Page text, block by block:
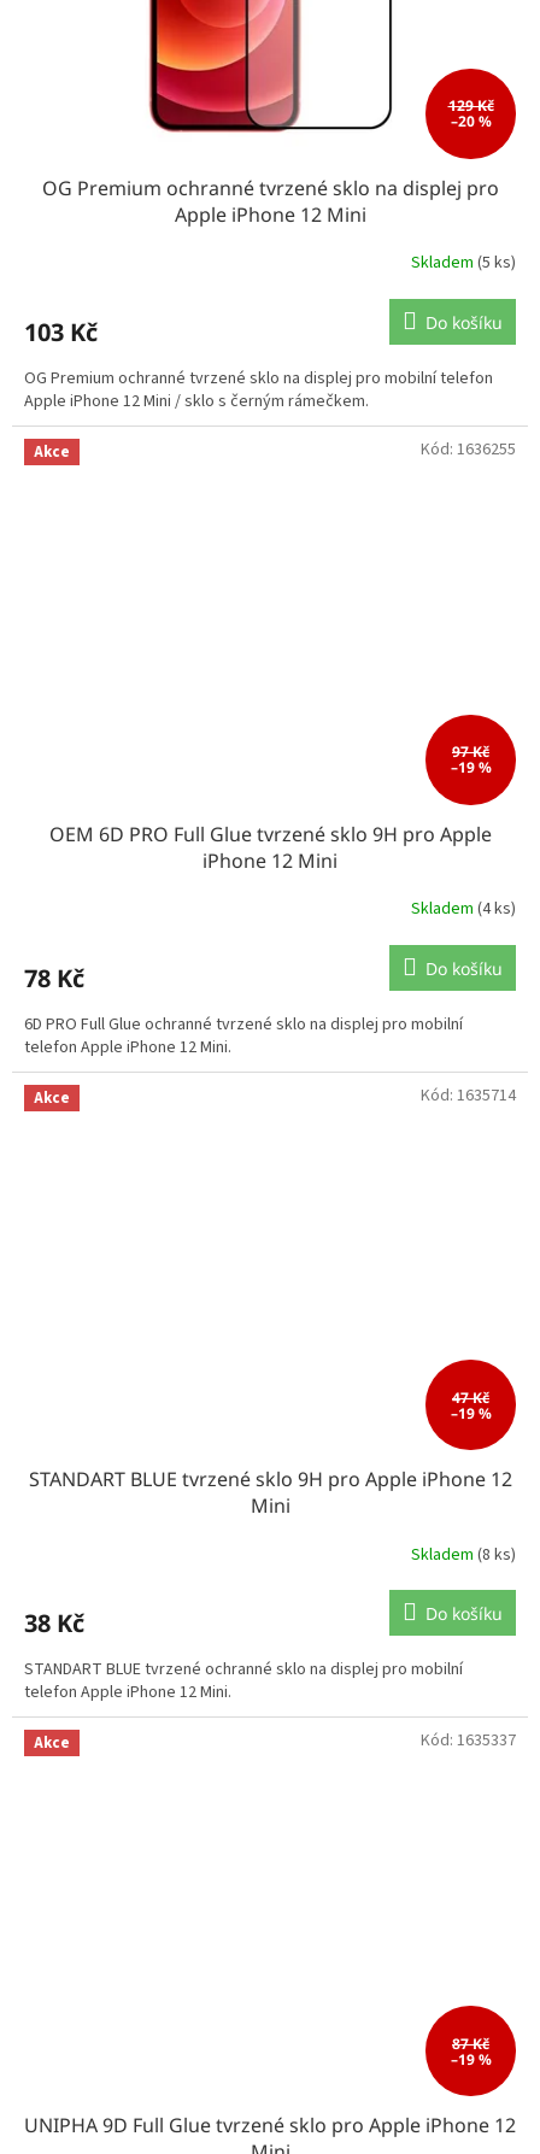
129 Kč
–20 %
OG Premium ochranné tvrzené sklo na displej pro
Apple iPhone 12 Mini
Skladem (5 ks)
103 Kč Do košíku
OG Premium ochranné tvrzené sklo na displej pro mobilní telefon
Apple iPhone 12 Mini / sklo s černým rámečkem.
Akce
97 Kč
–19 %
OEM 6D PRO Full Glue tvrzené sklo 9H pro Apple
iPhone 12 Mini
Skladem (4 ks)
78 Kč Do košíku
6D PRO Full Glue ochranné tvrzené sklo na displej pro mobilní
telefon Apple iPhone 12 Mini.
Kód: 1636255
Akce
47 Kč
–19 %
STANDART BLUE tvrzené sklo 9H pro Apple iPhone 12
Mini
Skladem (8 ks)
38 Kč Do košíku
STANDART BLUE tvrzené ochranné sklo na displej pro mobilní
telefon Apple iPhone 12 Mini.
Kód: 1635714
Akce
87 Kč
–19 %
UNIPHA 9D Full Glue tvrzené sklo pro Apple iPhone 12
Kód: 1635337